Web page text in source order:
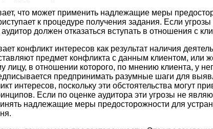
что может применить надлежащие меры
к процедуре получения задания. Если
должен отказаться вступать в отношения с
конфликт интересов как результат наличия
предмет конфликта с данным клиентом, или
лицу, в отношении которого, по мнению клиента, у
предпринимать разумные шаги для
интересов, поскольку эти обстоятельства могут
Если по оценке аудитора эти угрозы не
надлежащие меры предосторожности для